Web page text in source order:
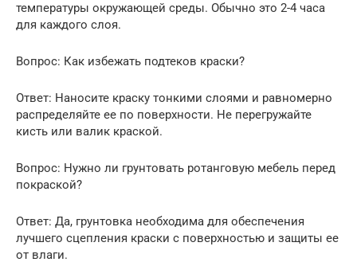
температуры окружающей среды. Обычно это 2-4 часа
для каждого слоя.
Вопрос: Как избежать подтеков краски?
Ответ: Наносите краску тонкими слоями и равномерно
распределяйте ее по поверхности. Не перегружайте
кисть или валик краской.
Вопрос: Нужно ли грунтовать ротанговую мебель перед
покраской?
Ответ: Да, грунтовка необходима для обеспечения
лучшего сцепления краски с поверхностью и защиты ее
от влаги.